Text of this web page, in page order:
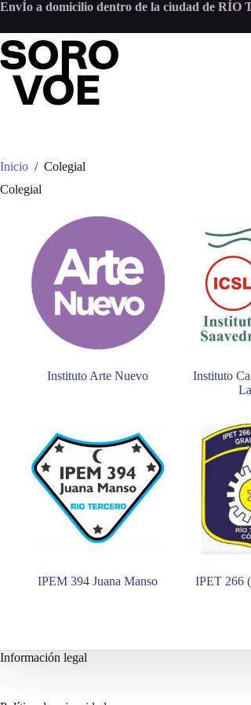
Saltar
contenido
EnvÍo a domicilio dentro de la ciudad de RÍO
Inicio / Colegial
Colegial
Instituto Arte Nuevo
Instituto
IPEM 394 Juana Manso IPET 266
Información legal